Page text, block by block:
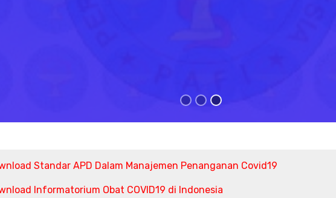
Standar APD Dalam Manajemen Penanganan Covid19
Informatorium Obat COVID19 di Indonesia